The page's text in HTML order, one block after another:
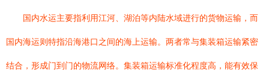
国内水运主要指利用江河、湖泊等内陆水域进行的货物运输，而
国内海运则特指沿海港口之间的海上运输。两者常与集装箱运输紧密
结合，形成门到门的物流网络。集装箱运输标准化程度高，能有效保